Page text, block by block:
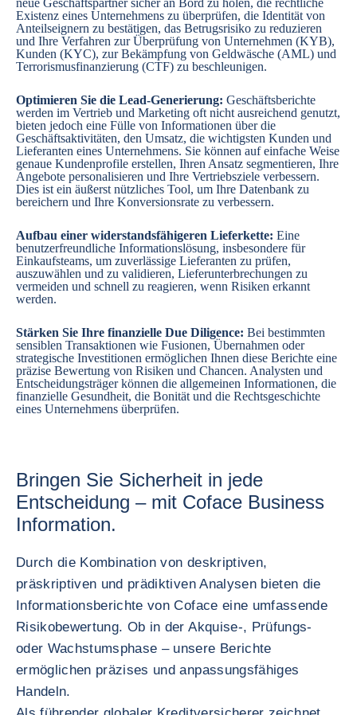
neue Geschäftspartner sicher an Bord zu holen, die rechtliche
Existenz eines Unternehmens zu überprüfen, die Identität von
Anteilseignern zu bestätigen, das Betrugsrisiko zu reduzieren
und Ihre Verfahren zur Überprüfung von Unternehmen (KYB),
Kunden (KYC), zur Bekämpfung von Geldwäsche (AML) und
Terrorismusfinanzierung (CTF) zu beschleunigen.
Optimieren Sie die Lead-Generierung: Geschäftsberichte
werden im Vertrieb und Marketing oft nicht ausreichend genutzt,
bieten jedoch eine Fülle von Informationen über die
Geschäftsaktivitäten, den Umsatz, die wichtigsten Kunden und
Lieferanten eines Unternehmens. Sie können auf einfache Weise
genaue Kundenprofile erstellen, Ihren Ansatz segmentieren, Ihre
Angebote personalisieren und Ihre Vertriebsziele verbessern.
Dies ist ein äußerst nützliches Tool, um Ihre Datenbank zu
bereichern und Ihre Konversionsrate zu verbessern.
Aufbau einer widerstandsfähigeren Lieferkette: Eine
benutzerfreundliche Informationslösung, insbesondere für
Einkaufsteams, um zuverlässige Lieferanten zu prüfen,
auszuwählen und zu validieren, Lieferunterbrechungen zu
vermeiden und schnell zu reagieren, wenn Risiken erkannt
werden.
Stärken Sie Ihre finanzielle Due Diligence: Bei bestimmten
sensiblen Transaktionen wie Fusionen, Übernahmen oder
strategische Investitionen ermöglichen Ihnen diese Berichte eine
präzise Bewertung von Risiken und Chancen. Analysten und
Entscheidungsträger können die allgemeinen Informationen, die
finanzielle Gesundheit, die Bonität und die Rechtsgeschichte
eines Unternehmens überprüfen.
Bringen Sie Sicherheit in jede
Entscheidung – mit Coface Business
Information.
Durch die Kombination von deskriptiven,
präskriptiven und prädiktiven Analysen bieten die
Informationsberichte von Coface eine umfassende
Risikobewertung. Ob in der Akquise-, Prüfungs-
oder Wachstumsphase – unsere Berichte
ermöglichen präzises und anpassungsfähiges
Handeln.